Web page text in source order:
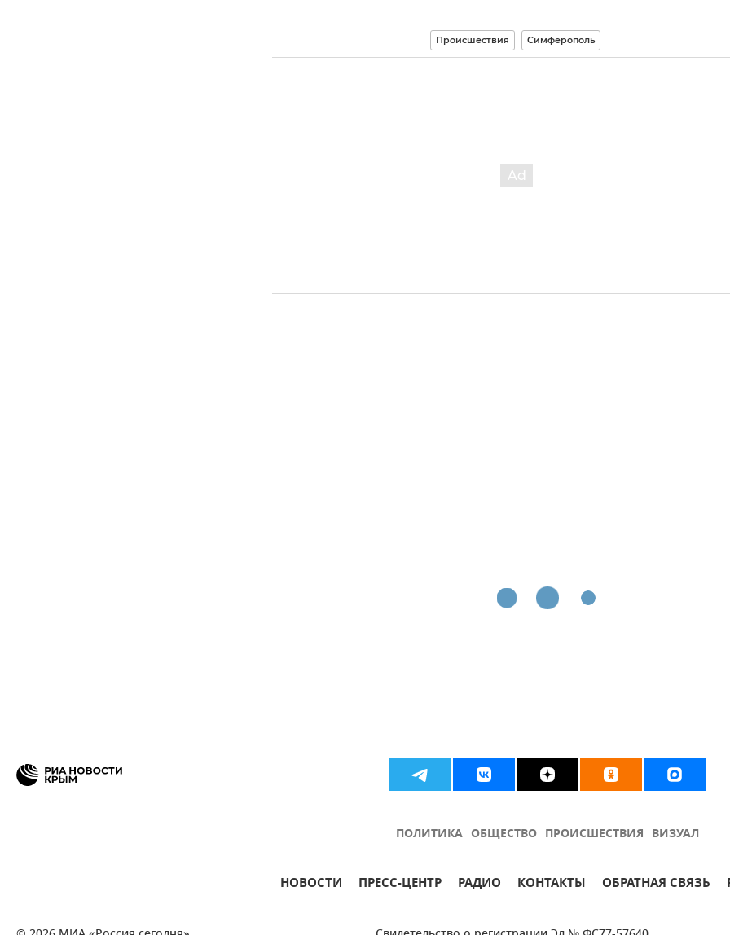
Происшествия Симферополь
ПОЛИТИКА ОБЩЕСТВО ПРОИСШЕСТВИЯ ВИЗУАЛ
НОВОСТИ ПРЕСС-ЦЕНТР РАДИО КОНТАКТЫ ОБРАТНАЯ СВЯЗЬ